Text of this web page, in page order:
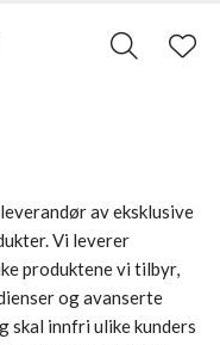
av eksklusive
Vi leverer
produktene vi tilbyr,
og avanserte
skal innfri ulike kunders